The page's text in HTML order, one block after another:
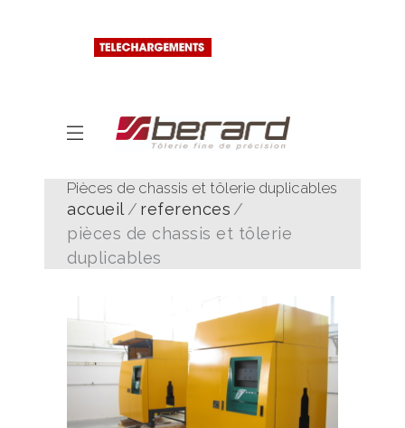
Pièces de chassis et tôlerie duplicables
accueil
references
pièces de chassis et tôlerie
duplicables